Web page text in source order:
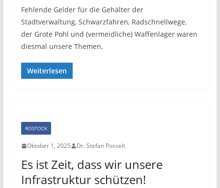
Fehlende Gelder für die Gehälter der
Stadtverwaltung, Schwarzfahren, Radschnellwege,
der Grote Pohl und (vermeidliche) Waffenlager waren
diesmal unsere Themen,
Weiterlesen
ROSTOCK
Oktober 1, 2025 Dr. Stefan Posselt
Es ist Zeit, dass wir unsere
Infrastruktur schützen!